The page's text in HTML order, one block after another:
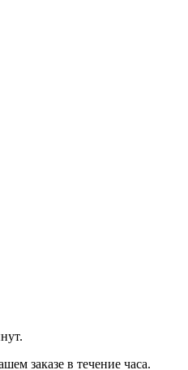
заказе в течение часа.